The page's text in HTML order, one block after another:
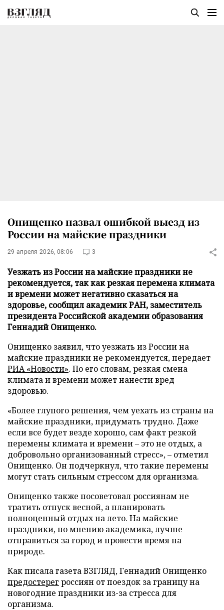
Онищенко назвал ошибкой выезд из
России на майские праздники
29 апреля 2026, 08:06 3
Уезжать из России на майские праздники не
рекомендуется, так как резкая перемена климата
и времени может негативно сказаться на
здоровье, сообщил академик РАН, заместитель
президента Российской академии образования
Геннадий Онищенко.
Онищенко заявил, что уезжать из России на
майские праздники не рекомендуется, передает
РИА «Новости». По его словам, резкая смена
климата и времени может нанести вред
здоровью.
«Более глупого решения, чем уехать из страны на
майские праздники, придумать трудно. Даже
если все будет везде хорошо, сам факт резкой
перемены климата и времени – это не отдых, а
добровольно организованный стресс», – отметил
Онищенко. Он подчеркнул, что такие перемены
могут стать сильным стрессом для организма.
Онищенко также посоветовал россиянам не
тратить отпуск весной, а планировать
полноценный отдых на лето. На майские
праздники, по мнению академика, лучше
отправиться за город и провести время на
природе.
Как писала газета ВЗГЛЯД, Геннадий Онищенко
предостерег россиян от поездок за границу на
новогодние праздники из-за стресса для
организма.